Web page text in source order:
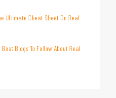
Ultimate Cheat Sheet On Real
Best Blogs To Follow About Real